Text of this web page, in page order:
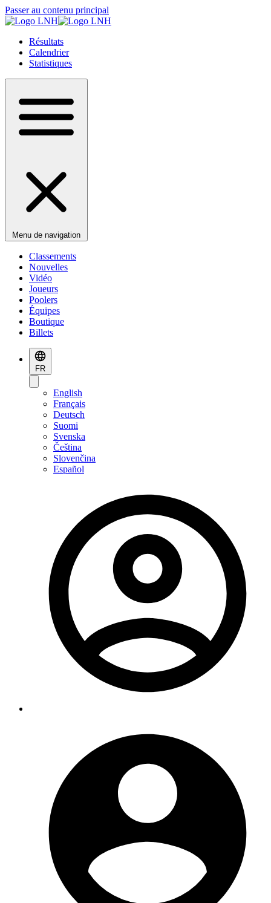
Passer au contenu principal
Résultats
Calendrier
Statistiques
Menu de navigation
Classements
Nouvelles
Vidéo
Joueurs
Poolers
Équipes
Boutique
Billets
FR
English
Français
Deutsch
Suomi
Svenska
Čeština
Slovenčina
Español